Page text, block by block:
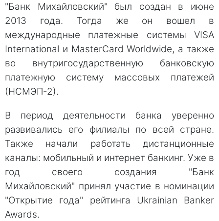
"Банк Михайловский" был создан в июне
2013 года. Тогда же он вошел в
международные платежные системы VISA
International и MasterCard Worldwide, а также
во внутригосударственную банковскую
платежную систему массовых платежей
(НСМЭП-2).
В период деятельности банка уверенно
развивались его филиалы по всей стране.
Также начали работать дистанционные
каналы: мобильный и интернет банкинг. Уже в
год своего создания "Банк
Михайловский" принял участие в номинации
"Открытие года" рейтинга Ukrainian Banker
Awards.